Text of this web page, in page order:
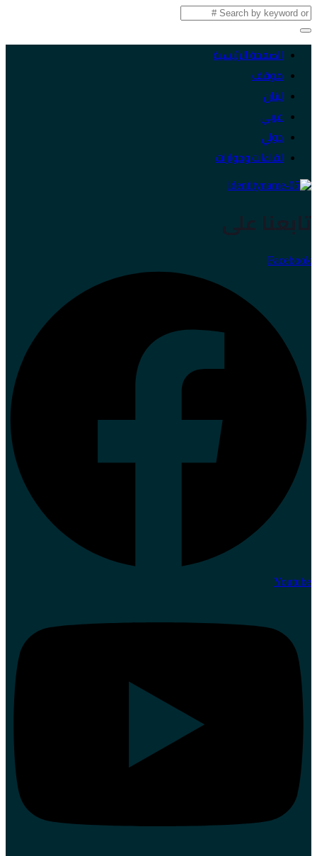
الصفحة الرئيسية
موقف
لبنان
عربي
دولي
لقاءات وحوارات
تابعنا على
Facebook
Youtube